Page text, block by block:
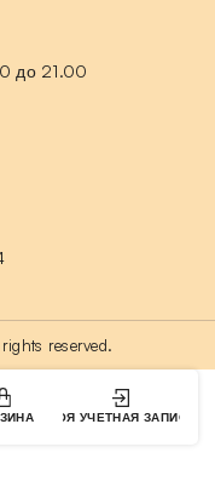
до 21.00
reserved.
МОЯ УЧЕТНАЯ ЗАПИСЬ